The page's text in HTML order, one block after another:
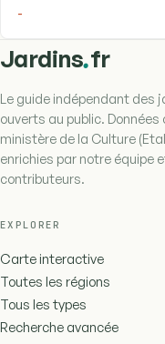
-
Jardins.fr
Le guide indépendant des
ouverts au public. Données
ministère de la Culture
enrichies par notre équipe
contributeurs.
EXPLORER
Carte interactive
Toutes les régions
Tous les types
Recherche avancée